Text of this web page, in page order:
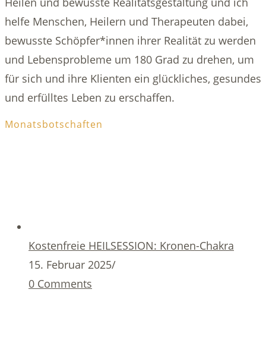
helfe Menschen, Heilern und Therapeuten dabei,
bewusste Schöpfer*innen ihrer Realität zu werden
und Lebensprobleme um 180 Grad zu drehen, um
für sich und ihre Klienten ein glückliches, gesundes
und erfülltes Leben zu erschaffen.
Monatsbotschaften
Kostenfreie HEILSESSION: Kronen-Chakra
15. Februar 2025/
0 Comments